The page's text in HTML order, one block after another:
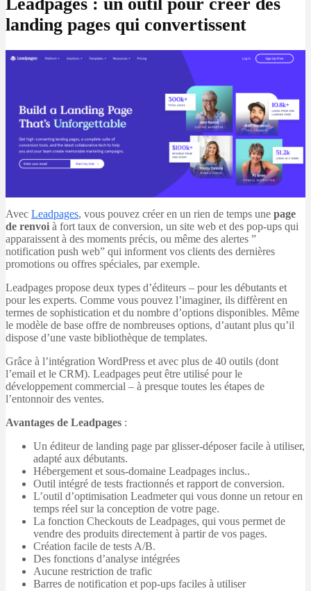
landing pages qui convertissent
Avec Leadpages, vous pouvez créer en un rien de temps une page
de renvoi à fort taux de conversion, un site web et des pop-ups qui
apparaissent à des moments précis, ou même des alertes ”
notification push web” qui informent vos clients des dernières
promotions ou offres spéciales, par exemple.
Leadpages propose deux types d’éditeurs – pour les débutants et
pour les experts. Comme vous pouvez l’imaginer, ils diffèrent en
termes de sophistication et du nombre d’options disponibles. Même
le modèle de base offre de nombreuses options, d’autant plus qu’il
dispose d’une vaste bibliothèque de templates.
Grâce à l’intégration WordPress et avec plus de 40 outils (dont
l’email et le CRM). Leadpages peut être utilisé pour le
développement commercial – à presque toutes les étapes de
l’entonnoir des ventes.
Avantages de Leadpages :
Un éditeur de landing page par glisser-déposer facile à utiliser,
adapté aux débutants.
Hébergement et sous-domaine Leadpages inclus..
Outil intégré de tests fractionnés et rapport de conversion.
L’outil d’optimisation Leadmeter qui vous donne un retour en
temps réel sur la conception de votre page.
La fonction Checkouts de Leadpages, qui vous permet de
vendre des produits directement à partir de vos pages.
Création facile de tests A/B.
Des fonctions d’analyse intégrées
Aucune restriction de trafic
Barres de notification et pop-ups faciles à utiliser